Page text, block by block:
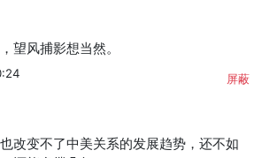
望风捕影想当然。
屏蔽
改变不了中美关系的发展趋势，还不如